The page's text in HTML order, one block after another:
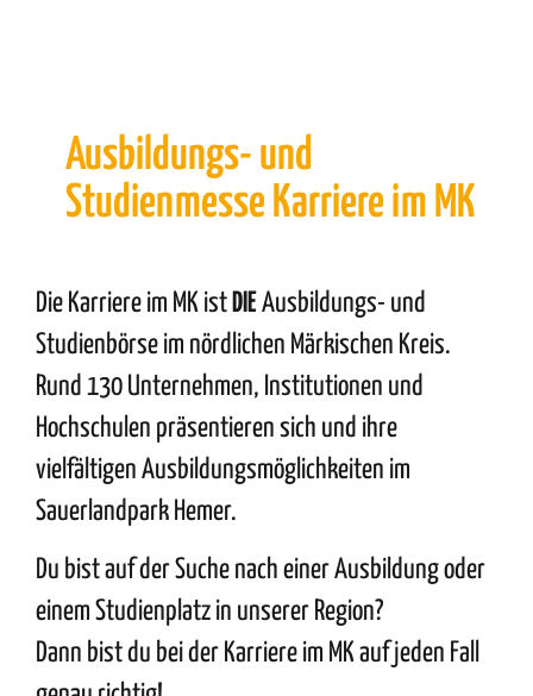
Ausbildungs- und
Studienmesse Karriere im MK
Die Karriere im MK ist DIE Ausbildungs- und
Studienbörse im nördlichen Märkischen Kreis.
Rund 130 Unternehmen, Institutionen und
Hochschulen präsentieren sich und ihre
vielfältigen Ausbildungsmöglichkeiten im
Sauerlandpark Hemer.
Du bist auf der Suche nach einer Ausbildung oder
einem Studienplatz in unserer Region?
Dann bist du bei der Karriere im MK auf jeden Fall